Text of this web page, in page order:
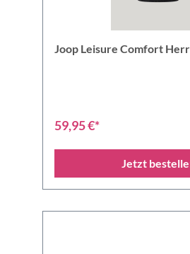
Joop Leisure Comfort
59,95 €*
Jetzt